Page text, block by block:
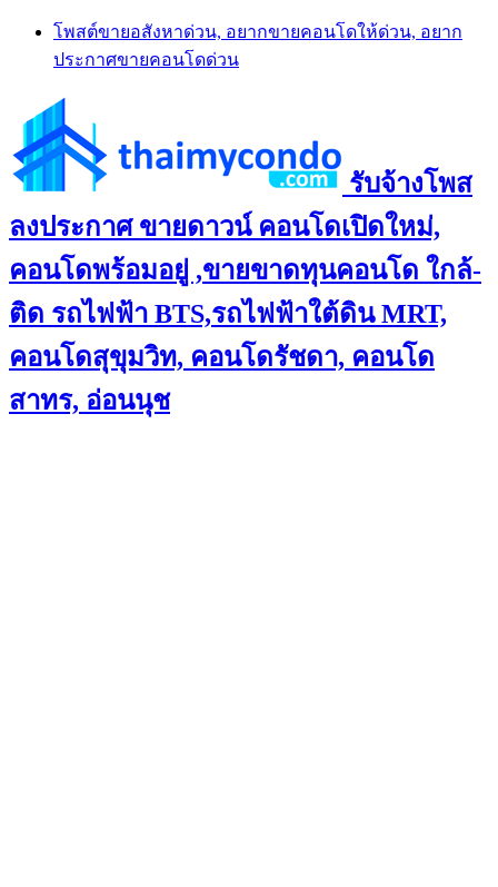
Skip
content
โพสต์ขายอสังหาด่วน, อยากขายคอนโดให้ด่วน, อยาก
ประกาศขายคอนโดด่วน
รับจ้างโพส
ลงประกาศ ขายดาวน์ คอนโดเปิดใหม่,
คอนโดพร้อมอยู่ ,ขายขาดทุนคอนโด ใกล้-
ติด รถไฟฟ้า BTS,รถไฟฟ้าใต้ดิน MRT,
คอนโดสุขุมวิท, คอนโดรัชดา, คอนโด
สาทร, อ่อนนุช